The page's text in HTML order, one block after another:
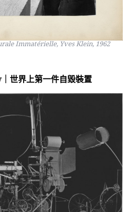
Immatérielle, Yves Klein, 1962
世界上第一件自毀裝置